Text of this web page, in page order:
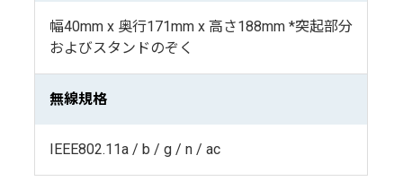
幅40mm x 奥行171mm x 高さ188mm *突起部分
およびスタンドのぞく
無線規格
IEEE802.11a / b / g / n / ac